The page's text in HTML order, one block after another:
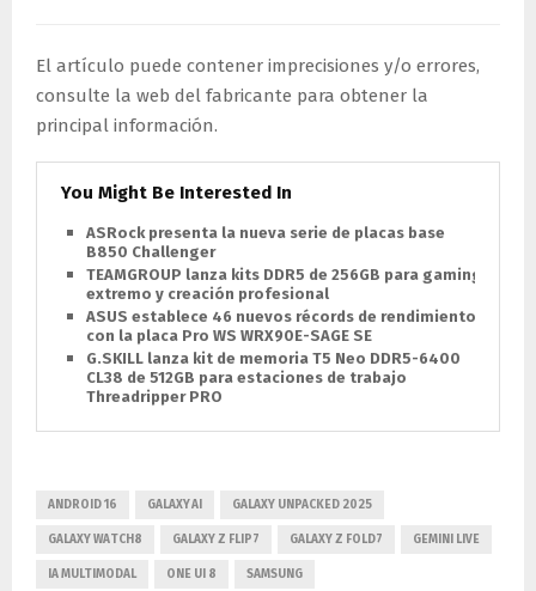
El artículo puede contener imprecisiones y/o errores,
consulte la web del fabricante para obtener la
principal información.
You Might Be Interested In
ASRock presenta la nueva serie de placas base
B850 Challenger
TEAMGROUP lanza kits DDR5 de 256GB para gaming
extremo y creación profesional
ASUS establece 46 nuevos récords de rendimiento
con la placa Pro WS WRX90E-SAGE SE
G.SKILL lanza kit de memoria T5 Neo DDR5-6400
CL38 de 512GB para estaciones de trabajo
Threadripper PRO
ANDROID 16 GALAXY AI GALAXY UNPACKED 2025
GALAXY WATCH8 GALAXY Z FLIP7 GALAXY Z FOLD7 GEMINI LIVE
IA MULTIMODAL ONE UI 8 SAMSUNG